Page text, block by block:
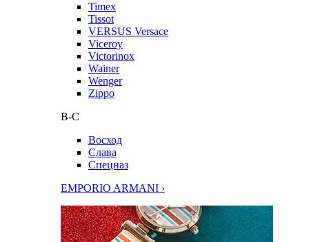
Timex
Tissot
VERSUS Versace
Viceroy
Victorinox
Wainer
Wenger
Zippo
В-С
Восход
Слава
Спецназ
EMPORIO ARMANI ›